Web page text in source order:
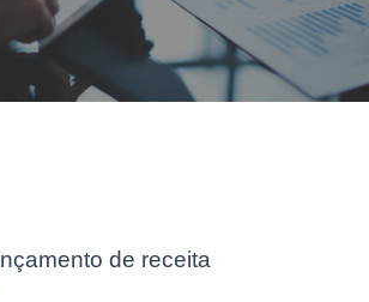
de receita